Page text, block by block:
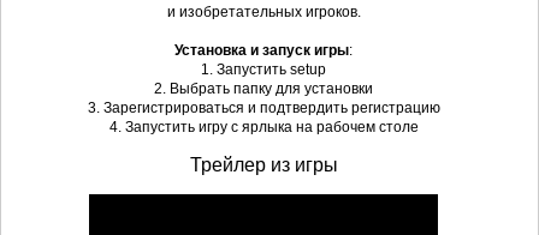
и изобретательных игроков.
Установка и запуск игры:
1. Запустить setup
2. Выбрать папку для установки
3. Зарегистрироваться и подтвердить регистрацию
4. Запустить игру с ярлыка на рабочем столе
Трейлер из игры